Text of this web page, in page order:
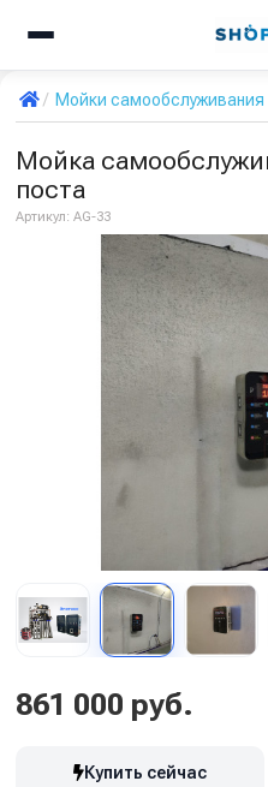
Мойки самообслуживания
Мойка
поста
Артикул: AG-33
861 000 руб.
Купить сейчас